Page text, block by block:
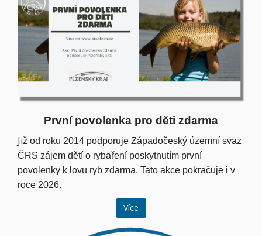
První povolenka pro děti zdarma
Již od roku 2014 podporuje Západočeský územní svaz
ČRS zájem dětí o rybaření poskytnutím první
povolenky k lovu ryb zdarma. Tato akce pokračuje i v
roce 2026.
Více